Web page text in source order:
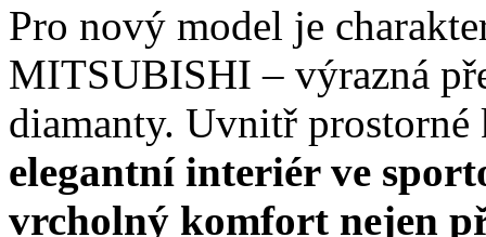
Pro nový model je
MITSUBISHI – výrazná
diamanty. Uvnitř
elegantní interiér ve
vrcholný komfort nejen